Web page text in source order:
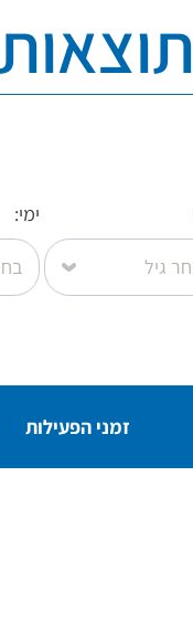
ימי:
זמני הפעילות